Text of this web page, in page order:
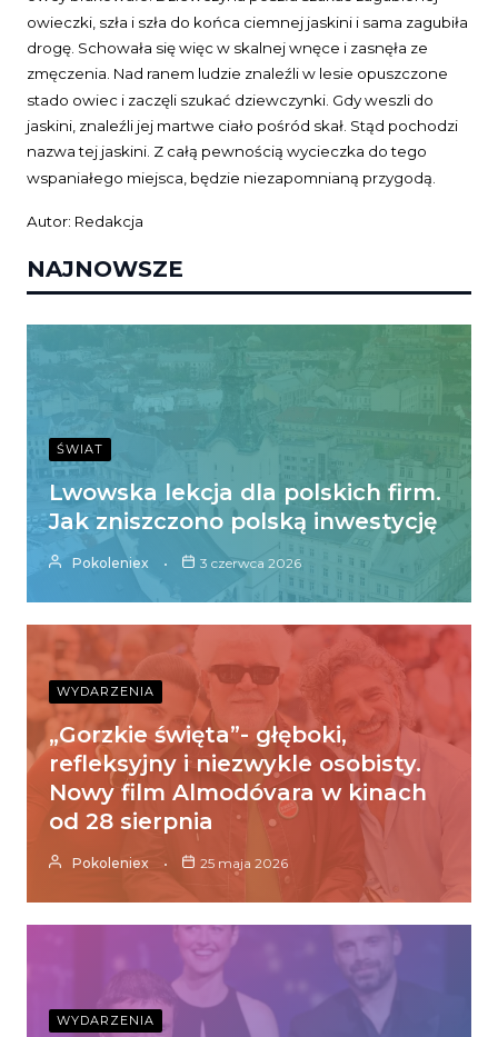
owieczki, szła i szła do końca ciemnej jaskini i sama zagubiła
drogę. Schowała się więc w skalnej wnęce i zasnęła ze
zmęczenia. Nad ranem ludzie znaleźli w lesie opuszczone
stado owiec i zaczęli szukać dziewczynki. Gdy weszli do
jaskini, znaleźli jej martwe ciało pośród skał. Stąd pochodzi
nazwa tej jaskini. Z całą pewnością wycieczka do tego
wspaniałego miejsca, będzie niezapomnianą przygodą.
Autor: Redakcja
NAJNOWSZE
ŚWIAT
Lwowska lekcja dla polskich firm.
Jak zniszczono polską inwestycję
Pokoleniex 3 czerwca 2026
WYDARZENIA
„Gorzkie święta”- głęboki,
refleksyjny i niezwykle osobisty.
Nowy film Almodóvara w kinach
od 28 sierpnia
Pokoleniex 25 maja 2026
WYDARZENIA